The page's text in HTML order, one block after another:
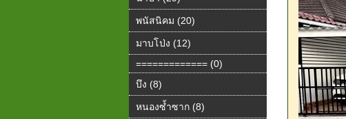
พนัสนิคม (20)
มาบโป่ง (12)
============= (0)
บึง (8)
หนองซ้ำซาก (8)